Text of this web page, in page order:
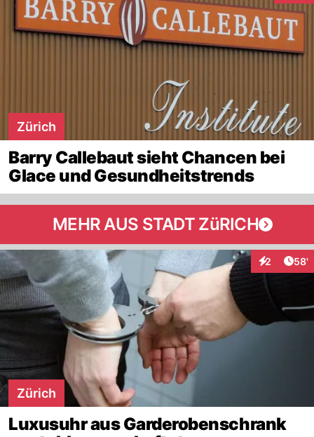
Zürich
Barry Callebaut sieht Chancen bei
Glace und Gesundheitstrends
MEHR AUS STADT ZüRICH
2 58'
Zürich
Luxusuhr aus Garderobenschrank